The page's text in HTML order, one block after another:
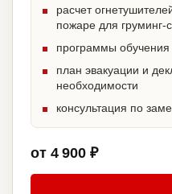
расчет
пожаре для груминг-
программы обучения
план эвакуации и
необходимости
консультация по
от 4 900 ₽